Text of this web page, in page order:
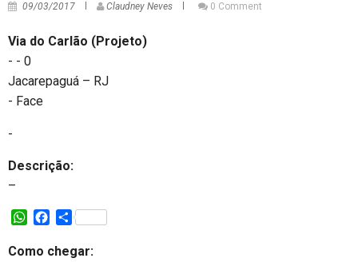
09/03/2017 Claudney Neves 0 Comment
Via do Carlão (Projeto)
- - 0
Jacarepaguá – RJ
- Face
-
Descrição:
–
W
a
c
S
a
Como chegar: